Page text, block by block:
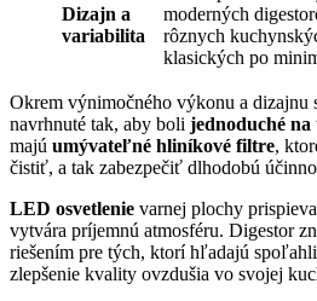
Dizajn a
variabilita
moderných
rôznych
klasických po
Okrem výnimočného výkonu a dizajnu
navrhnuté tak, aby boli jednoduché
majú umývateľné hliníkové filtre,
čistiť, a tak zabezpečiť dlhodobú
LED osvetlenie varnej plochy
vytvára príjemnú atmosféru. Digestor
riešením pre tých, ktorí hľadajú
zlepšenie kvality ovzdušia vo svojej